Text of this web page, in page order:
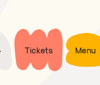
Tickets Menu